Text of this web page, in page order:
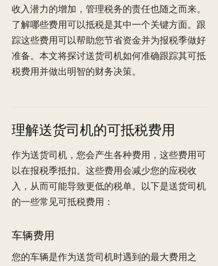
收入潜力的增加，管理税务的责任也随之而来。
了解哪些费用可以抵税是其中一个关键方面。跟
踪这些费用可以帮助您节省资金并为报税季做好
准备。本文将探讨送货司机如何准确跟踪其可抵
税费用并做出明智的财务决策。
理解送货司机的可抵税费用
作为送货司机，您会产生各种费用，这些费用可
以在报税季抵扣。这些费用会减少您的应税收
入，从而可能导致更低的税单。以下是送货司机
的一些常见可抵税费用：
车辆费用
您的车辆是作为送货司机时遇到的最大费用之